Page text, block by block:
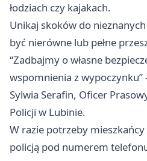
łodziach czy kajakach.
Unikaj skoków do
być nierówne lub pełne
“Zadbajmy o własne
wspomnienia z wypoczynku”
Sylwia Serafin, Oficer
Policji w Lubinie.
W razie potrzeby
policją pod numerem